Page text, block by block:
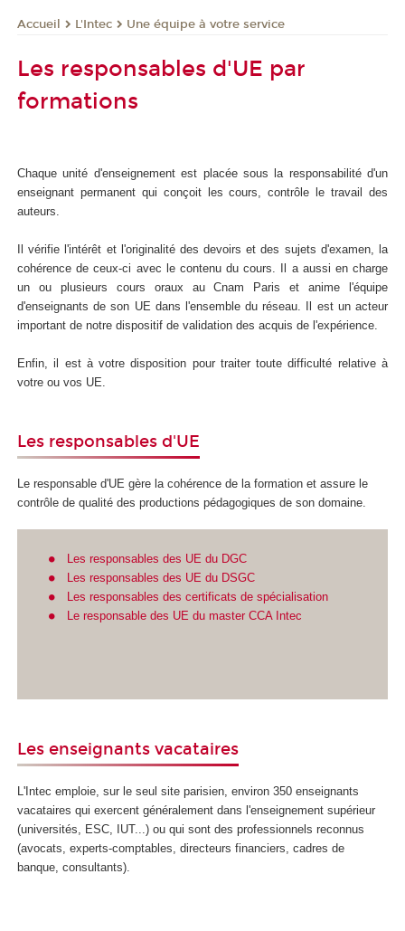
Accueil L'Intec Une équipe à votre service
Les responsables d'UE par
formations
Chaque unité d'enseignement est placée sous la responsabilité d'un
enseignant permanent qui conçoit les cours, contrôle le travail des
auteurs.
Il vérifie l'intérêt et l'originalité des devoirs et des sujets d'examen, la
cohérence de ceux-ci avec le contenu du cours. Il a aussi en charge
un ou plusieurs cours oraux au Cnam Paris et anime l'équipe
d'enseignants de son UE dans l'ensemble du réseau. Il est un acteur
important de notre dispositif de validation des acquis de l'expérience.
Enfin, il est à votre disposition pour traiter toute difficulté relative à
votre ou vos UE.
Les responsables d'UE
Le responsable d'UE gère la cohérence de la formation et assure le
contrôle de qualité des productions pédagogiques de son domaine.
Les responsables des UE du DGC
Les responsables des UE du DSGC
Les responsables des certificats de spécialisation
Le responsable des UE du master CCA Intec
Les enseignants vacataires
L'Intec emploie, sur le seul site parisien, environ 350 enseignants
vacataires qui exercent généralement dans l'enseignement supérieur
(universités, ESC, IUT...) ou qui sont des professionnels reconnus
(avocats, experts-comptables, directeurs financiers, cadres de
banque, consultants).